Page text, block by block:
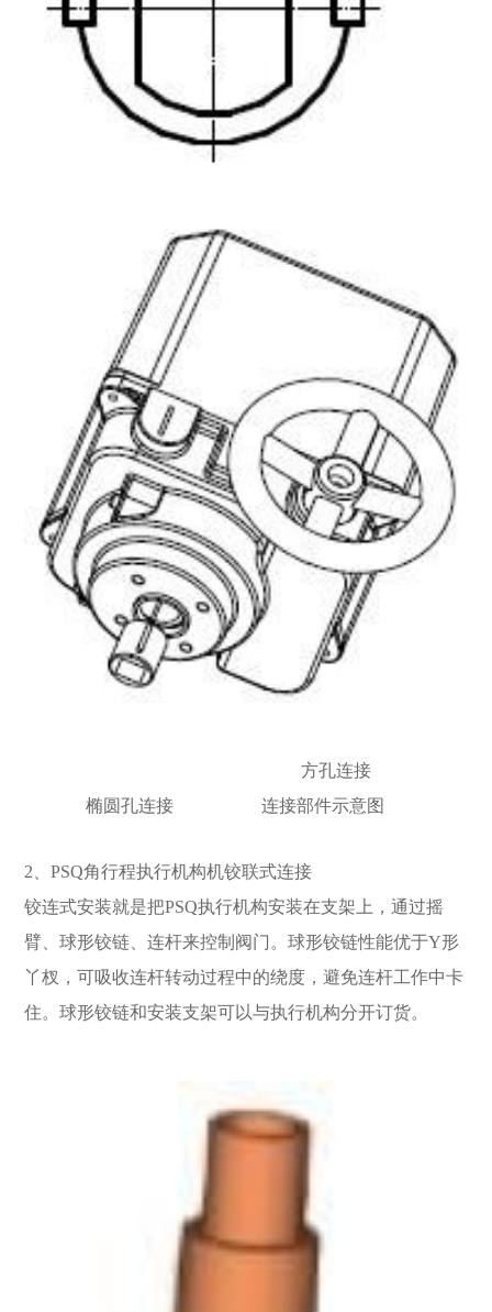
方孔连接
椭圆孔连接
连接部件示意图
2、PSQ角行程执行机构机铰联式连接
铰连式安装就是把PSQ执行机构安装在支架上，通过摇
臂、球形铰链、连杆来控制阀门。球形铰链性能优于Y形
丫杈，可吸收连杆转动过程中的绕度，避免连杆工作中卡
住。球形铰链和安装支架可以与执行机构分开订货。